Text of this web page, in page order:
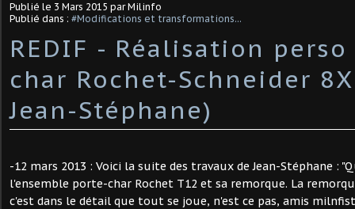
Publié le 3 Mars 2015 par Milinfo
Publié dans : #Modifications et transformations...
REDIF - Réalisation
char Rochet-Schneider
Jean-Stéphane)
-12 mars 2013 : Voici la suite des travaux de Jean-Stéphane :
l'ensemble porte-char Rochet T12 et sa remorque. La
c'est dans le détail que tout se joue, n'est ce pas, amis